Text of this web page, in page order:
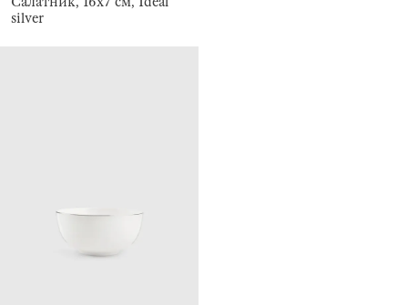
silver